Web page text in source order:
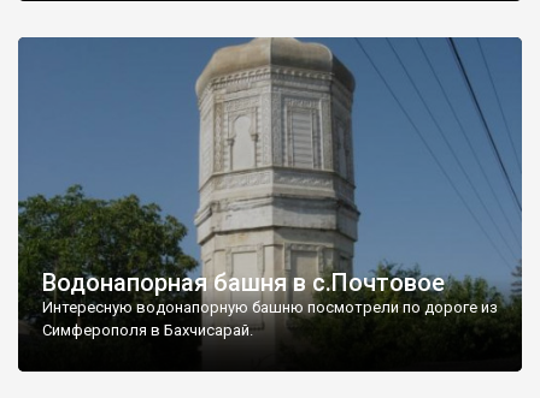
Водонапорная башня в с.Почтовое
Интересную водонапорную башню посмотрели по дороге из
Симферополя в Бахчисарай.